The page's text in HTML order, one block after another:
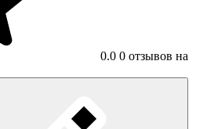
0.0 0 отзывов на